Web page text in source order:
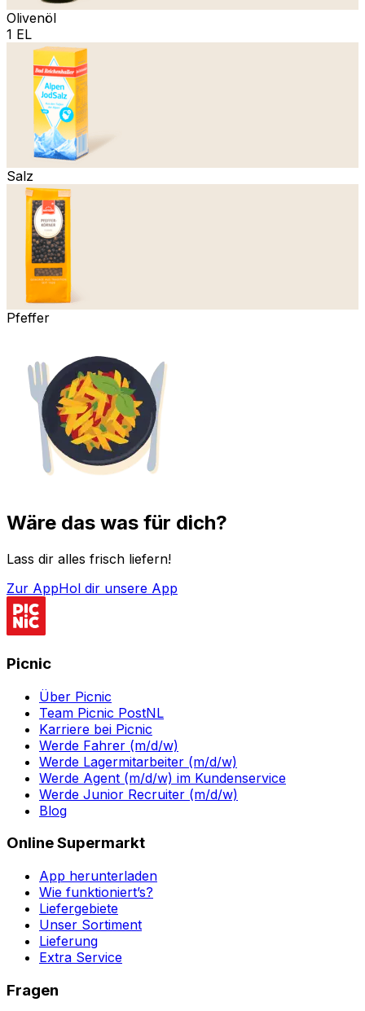
Olivenöl
1 EL
Salz
Pfeffer
Wäre das was für dich?
Lass dir alles frisch liefern!
Zur AppHol dir unsere App
Picnic
Über Picnic
Team Picnic PostNL
Karriere bei Picnic
Werde Fahrer (m/d/w)
Werde Lagermitarbeiter (m/d/w)
Werde Agent (m/d/w) im Kundenservice
Werde Junior Recruiter (m/d/w)
Blog
Online Supermarkt
App herunterladen
Wie funktioniert’s?
Liefergebiete
Unser Sortiment
Lieferung
Extra Service
Fragen